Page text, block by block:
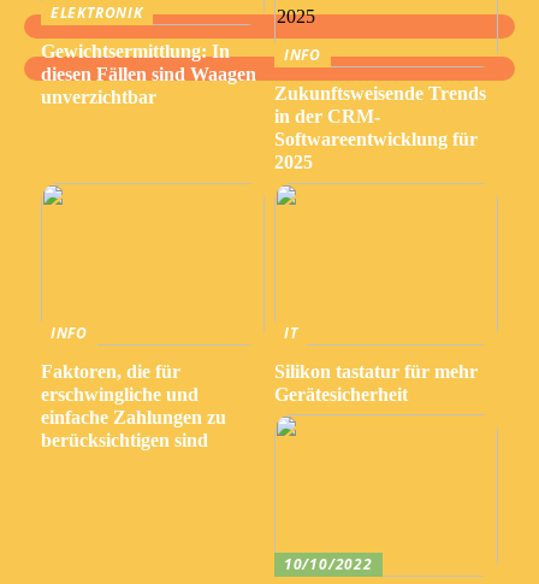
ELEKTRONIK
Gewichtsermittlung: In
diesen Fällen sind Waagen
unverzichtbar
INFO
Zukunftsweisende Trends
in der CRM-
Softwareentwicklung für
2025
INFO
Faktoren, die für
erschwingliche und
einfache Zahlungen zu
berücksichtigen sind
IT
Silikon tastatur für mehr
Gerätesicherheit
10/10/2022